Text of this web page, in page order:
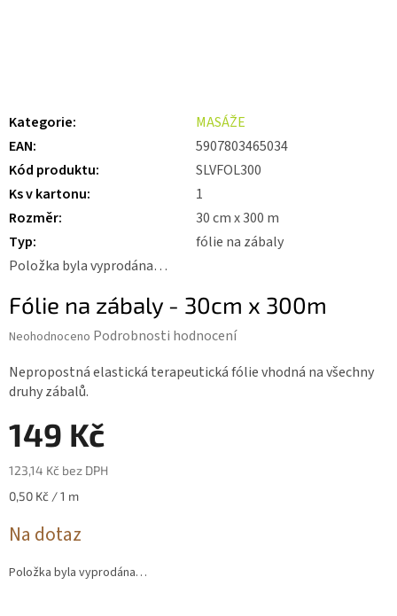
Kategorie:
MASÁŽE
EAN:
5907803465034
Kód produktu:
SLVFOL300
Ks v kartonu:
1
Rozměr:
30 cm x 300 m
Typ:
fólie na zábaly
Položka byla vyprodána…
Fólie na zábaly - 30cm x 300m
Průměrné
produktu
je
0,0
hvězdiček.
Neohodnoceno Podrobnosti hodnocení
Nepropostná elastická terapeutická fólie vhodná na všechny
druhy zábalů.
149 Kč
123,14 Kč bez DPH
Měrná
0,50 Kč / 1 m
Na dotaz
Položka byla vyprodána…